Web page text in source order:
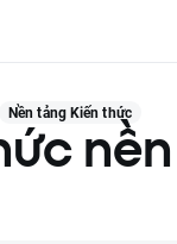
Nền tảng Kiến thức